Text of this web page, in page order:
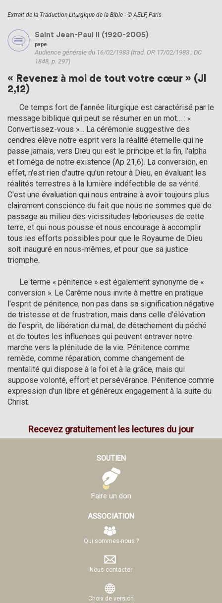
Extrait de la Traduction Liturgique de la Bible - © AELF, Paris
Saint Jean-Paul II (1920-2005)
pape
Audience générale du 16/02/1983 (trad. OR 17/02/1983 ; DC
1848, p. 297)
« Revenez à moi de tout votre cœur » (Jl
2,12)
Ce temps fort de l'année liturgique est caractérisé par le
message biblique qui peut se résumer en un mot… : «
Convertissez-vous »… La cérémonie suggestive des
cendres élève notre esprit vers la réalité éternelle qui ne
passe jamais, vers Dieu qui est le principe et la fin, l'alpha
et l'oméga de notre existence (Ap 21,6). La conversion, en
effet, n'est rien d'autre qu'un retour à Dieu, en évaluant les
réalités terrestres à la lumière indéfectible de sa vérité.
C'est une évaluation qui nous entraîne à avoir toujours plus
clairement conscience du fait que nous ne sommes que de
passage au milieu des vicissitudes laborieuses de cette
terre, et qui nous pousse et nous encourage à accomplir
tous les efforts possibles pour que le Royaume de Dieu
soit inauguré en nous-mêmes, et pour que sa justice
triomphe.
conversion ». Le Carême nous invite à mettre en pratique
l'esprit de pénitence, non pas dans sa signification négative
de tristesse et de frustration, mais dans celle d'élévation
de l'esprit, de libération du mal, de détachement du péché
et de toutes les influences qui peuvent entraver notre
marche vers la plénitude de la vie. Pénitence comme
remède, comme réparation, comme changement de
mentalité qui dispose à la foi et à la grâce, mais qui
suppose volonté, effort et persévérance. Pénitence comme
expression d'un libre et généreux engagement à la suite du
Christ.
Recevez gratuitement les lectures du jour
SOUTIEN
Faire un don
ASSOCIATION
Qui sommes-nous ?
Nous contacter
Choix de version